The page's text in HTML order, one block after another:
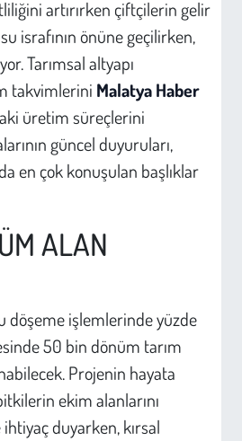
artırırken çiftçilerin gelir
israfının önüne geçilirken,
Tarımsal altyapı
takvimlerini Malatya Haber
üretim süreçlerini
güncel duyuruları,
en çok konuşulan başlıklar
ALAN
döşeme işlemlerinde yüzde
50 bin dönüm tarım
Projenin hayata
ekim alanlarını
duyarken, kırsal